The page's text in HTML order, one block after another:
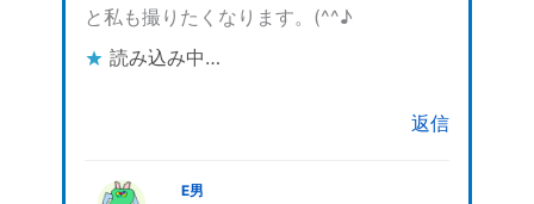
と私も撮りたくなります。(^^♪
読み込み中…
返信
E男